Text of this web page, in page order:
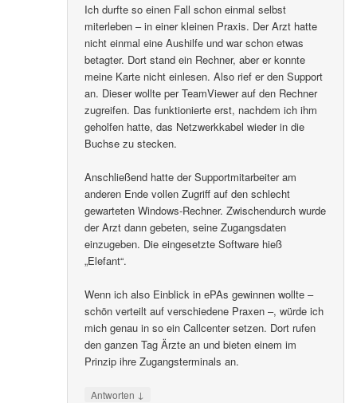
Ich durfte so einen Fall schon einmal selbst
miterleben – in einer kleinen Praxis. Der Arzt hatte
nicht einmal eine Aushilfe und war schon etwas
betagter. Dort stand ein Rechner, aber er konnte
meine Karte nicht einlesen. Also rief er den Support
an. Dieser wollte per TeamViewer auf den Rechner
zugreifen. Das funktionierte erst, nachdem ich ihm
geholfen hatte, das Netzwerkkabel wieder in die
Buchse zu stecken.
Anschließend hatte der Supportmitarbeiter am
anderen Ende vollen Zugriff auf den schlecht
gewarteten Windows-Rechner. Zwischendurch wurde
der Arzt dann gebeten, seine Zugangsdaten
einzugeben. Die eingesetzte Software hieß
„Elefant“.
Wenn ich also Einblick in ePAs gewinnen wollte –
schön verteilt auf verschiedene Praxen –, würde ich
mich genau in so ein Callcenter setzen. Dort rufen
den ganzen Tag Ärzte an und bieten einem im
Prinzip ihre Zugangsterminals an.
Antworten ↓